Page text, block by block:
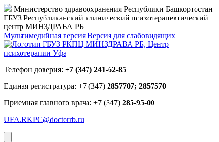
Министерство здравоохранения Республики Башкортостан
ГБУЗ Республиканский клинический психотерапевтический
центр МИНЗДРАВА РБ
Мультимедийная версия Версия для слабовидящих
Телефон доверия: +7 (347) 241-62-85
Единая регистратура: +7 (347) 2857707; 2857570
Приемная главного врача: +7 (347) 285-95-00
UFA.RKPC@doctorrb.ru